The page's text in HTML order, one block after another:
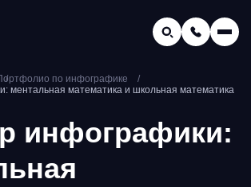
Поиск по услугам и статьям...
Заказать звонок
Телефон отдела продаж:
8 (800) 775-16-41
Наш e-mail:
по инфографике
ментальная математика и школьная математика
инфографики: